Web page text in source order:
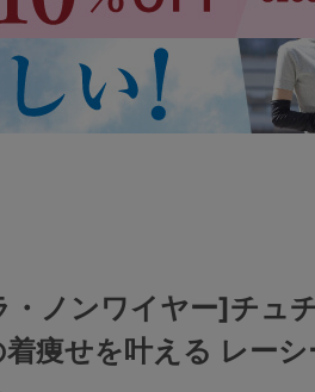
2,999円
イテム
・ノンワイヤー]チュ
着痩せを叶える レー